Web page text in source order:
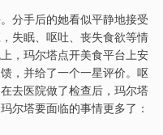
分手后的她看似平静地接受
失眠、呕吐、丧失食欲等情
，玛尔塔点开美食平台上安
，并给了一个一星评价。呕
去医院做了检查后，玛尔塔
尔塔要面临的事情更多了：